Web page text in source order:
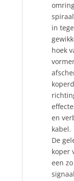
in
hoek
en
kabel.
De
koper
een